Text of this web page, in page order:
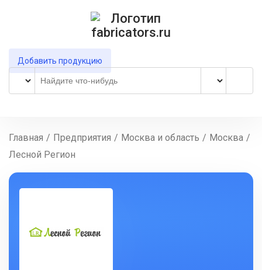
Добавить продукцию
Главная / Предприятия / Москва и область / Москва /
Лесной Регион